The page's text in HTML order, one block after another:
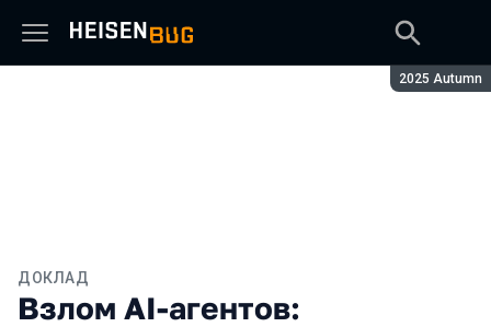
Сезон:
2025 Autumn
ДОКЛАД
Взлом AI-агентов: